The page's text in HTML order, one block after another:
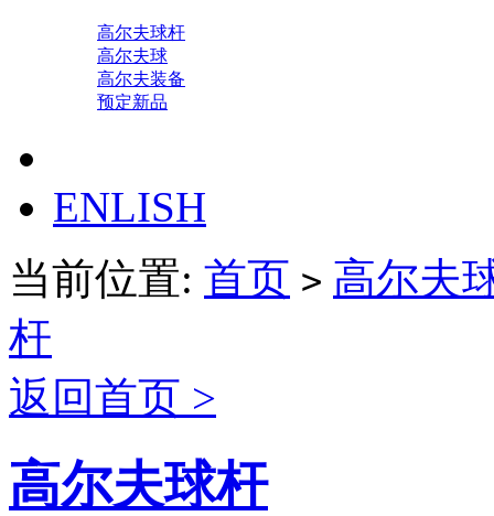
高尔夫球杆
高尔夫球
高尔夫装备
预定新品
ENLISH
当前位置: 首页 > 高尔夫
杆
返回首页 >
高尔夫球杆